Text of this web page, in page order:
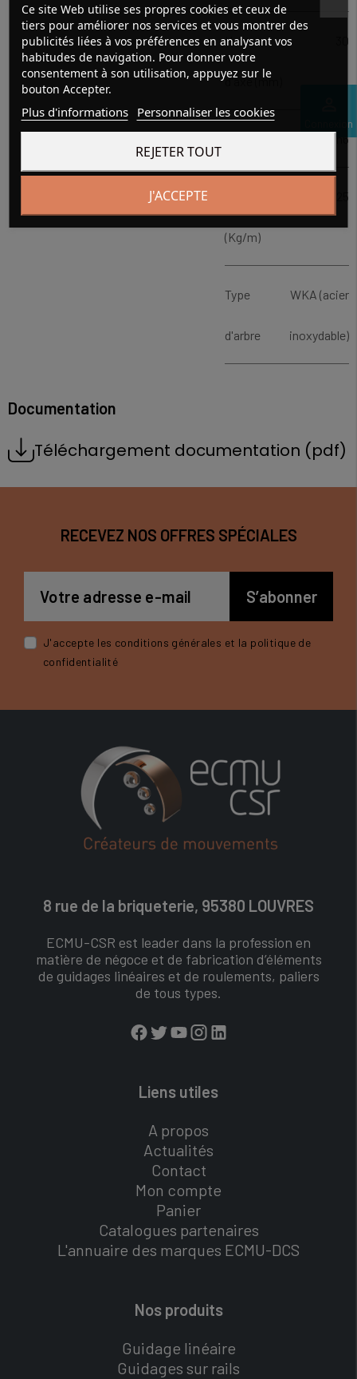
Connexion
Hauteur
d'axe (mm)
30
h6
(Kg/m)
6.25
Type
d'arbre
WKA (acier
inoxydable)
Documentation
Téléchargement documentation (pdf)
RECEVEZ NOS OFFRES SPÉCIALES
J'accepte les conditions générales et la politique de
confidentialité
8 rue de la briqueterie, 95380 LOUVRES
ECMU-CSR est leader dans la profession en
matière de négoce et de fabrication d’éléments
de guidages linéaires et de roulements, paliers
de tous types.
Liens utiles
A propos
Actualités
Contact
Mon compte
Panier
Catalogues partenaires
L'annuaire des marques ECMU-DCS
Nos produits
Guidage linéaire
Guidages sur rails
Ce site Web utilise ses propres cookies et ceux de
tiers pour améliorer nos services et vous montrer des
publicités liées à vos préférences en analysant vos
habitudes de navigation. Pour donner votre
consentement à son utilisation, appuyez sur le
bouton Accepter.
Plus d'informations Personnaliser les cookies
REJETER TOUT
J'ACCEPTE